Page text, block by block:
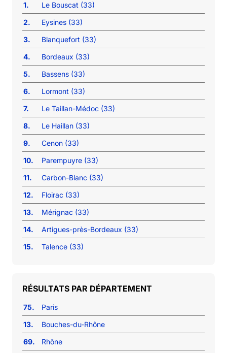
1.
Le Bouscat (33)
2.
Eysines (33)
3.
Blanquefort (33)
4.
Bordeaux (33)
5.
Bassens (33)
6.
Lormont (33)
7.
Le Taillan-Médoc (33)
8.
Le Haillan (33)
9.
Cenon (33)
10.
Parempuyre (33)
11.
Carbon-Blanc (33)
12.
Floirac (33)
13.
Mérignac (33)
14.
Artigues-près-Bordeaux (33)
15.
Talence (33)
RÉSULTATS PAR DÉPARTEMENT
75.
Paris
13.
Bouches-du-Rhône
69.
Rhône